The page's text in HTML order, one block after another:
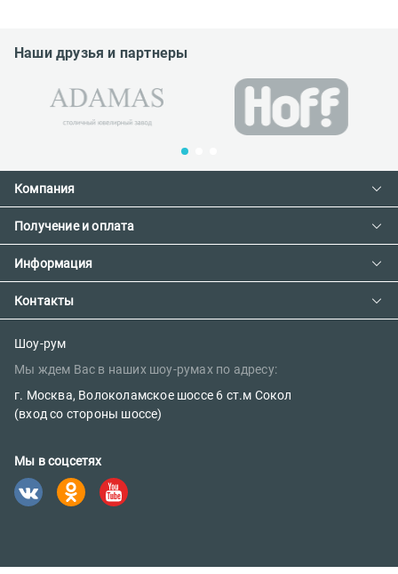
Наши друзья и партнеры
Компания
Контакты
О компании
Сотрудничество
Наш блог
Получение и оплата
Доставка и оплата
Предзаказ товара с фабрики
Информация
Как сделать заказ
Политика конфиденциальности
Контакты
E-mail:
sales@parketov-store.ru
Телефоны:
Шоу-рум
Мы ждем Вас в наших шоу-румах по адресу:
г. Москва, Волоколамское шоссе 6 ст.м Сокол
(вход со стороны шоссе)
Мы в соцсетях